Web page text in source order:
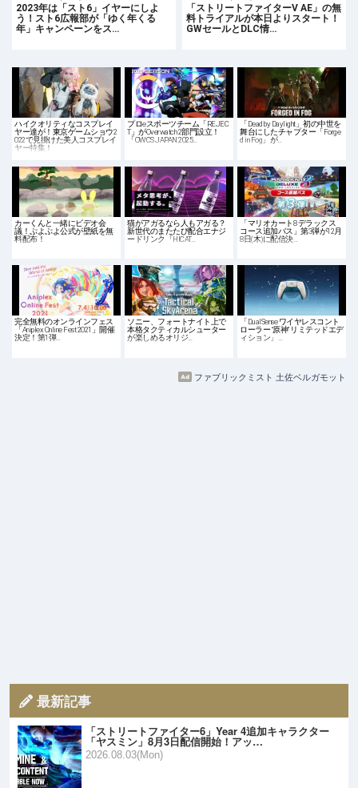
2023年は「スト6」イヤーにしよ
う！スト6広報部が「ゆく年くる
年」キャンペーンをス…
「ストリートファイターV AE」の無
料トライアルが本日よりスタート！
GWセールとDLC情…
ハイクオリティなコスプレイ
ヤー達が！東京ゲームショウ2
022で見掛けた美人コスプレイ
ヤー特集！
プロeスポーツチーム「REJEC
T」がOverwatch 2部門設立！
「OWCS JAPAN 2025…
「Dead by Daylight」初の中世を
舞台にしたチャプター「Forge
d in Fog」が…
カーくんと一緒にビデオ会
議！ぷよぷよ公式が壁紙を無
料配布！
猫がアガるなら人もアガる？
新世代のまたたび配合エナジ
ードリンク「HICAT…
「マリオカート8 デラックス
コース追加パス」第3弾が12月
8日(木)に配信決…
完全無料のオンラインフェス
「Aniplex Online Fest 2021」開催
決定！第1弾…
ソニー、フォートナイト上で
本格タクティカルシューター
が楽しめるオリジ…
「DualSense ワイヤレスコント
ローラー “原神” リミテッドエデ
ィション」…
ファブリックミスト 土佐ベルガモット
最新記事
「ストリートファイター6」Year 4追加キャラクター
「ヤスミン」8月3日配信開始！アッ…
2026.08.03(Mon)